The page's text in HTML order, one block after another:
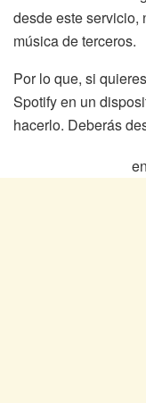
desde este servicio,
música de terceros.
Por lo que, si
Spotify en un
hacerlo. Deberás